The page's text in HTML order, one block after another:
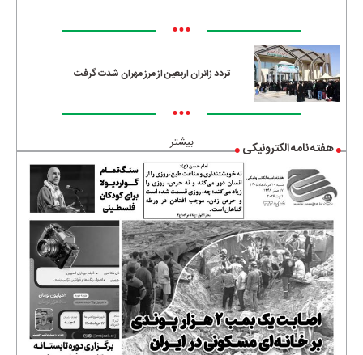
•••
تردد زائران اربعین از مرز مهران شدت گرفت
•••
بیشتر هفته نامه الکترونیکی